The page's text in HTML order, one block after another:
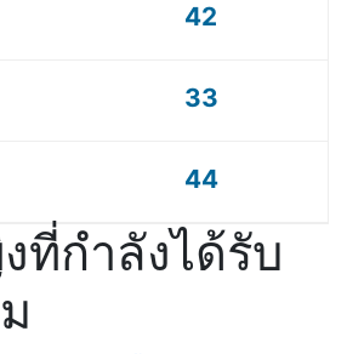
42
33
44
ที่กำลังได้รับ